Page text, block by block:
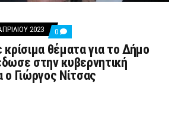
2023 0 COMMENTS
ON
ΥΠΟΜΝΉΜΑΤΑ
ΜΕ
ΚΡΊΣΙΜΑ
ΘΈΜΑΤΑ
θέματα για το Δήμο
στην κυβερνητική
Γιώργος Νίτσας